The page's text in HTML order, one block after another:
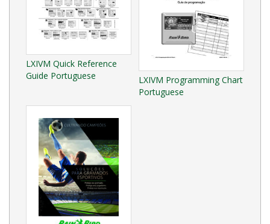
LXIVM Quick Reference
Guide Portuguese
LXIVM Programming Chart
Portuguese